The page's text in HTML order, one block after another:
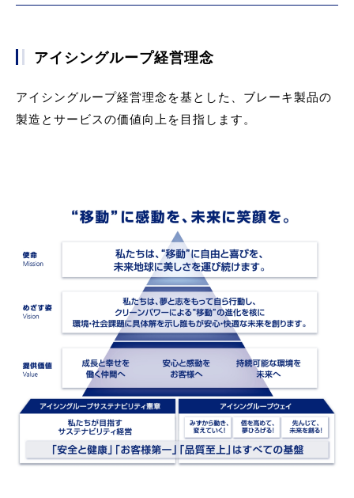
アイシングループ経営理念
アイシングループ経営理念を基とした、ブレーキ製品の
製造とサービスの価値向上を目指します。